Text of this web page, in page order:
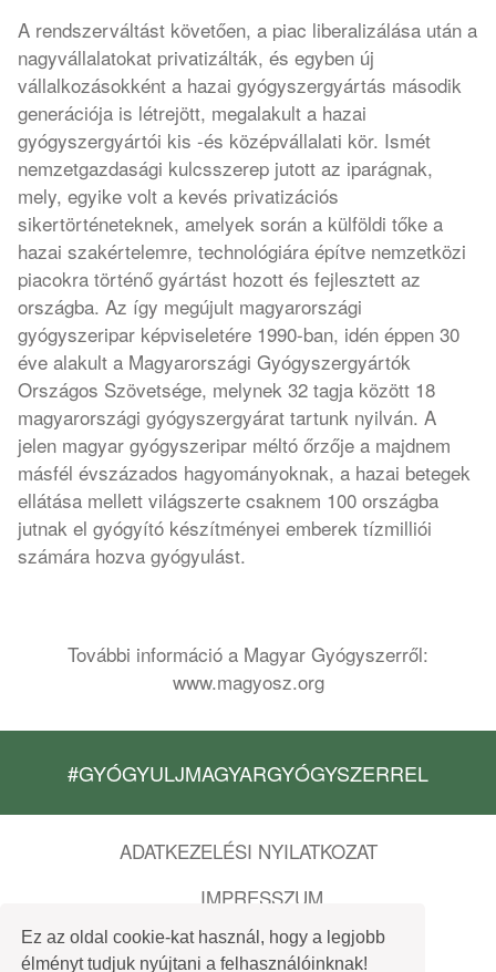
Ez az oldal cookie-kat használ, hogy a legjobb
élményt tudjuk nyújtani a felhasználóinknak!
A rendszerváltást követően, a piac liberalizálása után a
nagyvállalatokat privatizálták, és egyben új
vállalkozásokként a hazai gyógyszergyártás második
generációja is létrejött, megalakult a hazai
gyógyszergyártói kis -és középvállalati kör. Ismét
nemzetgazdasági kulcsszerep jutott az iparágnak,
mely, egyike volt a kevés privatizációs
sikertörténeteknek, amelyek során a külföldi tőke a
hazai szakértelemre, technológiára építve nemzetközi
piacokra történő gyártást hozott és fejlesztett az
országba. Az így megújult magyarországi
gyógyszeripar képviseletére 1990-ban, idén éppen 30
éve alakult a Magyarországi Gyógyszergyártók
Országos Szövetsége, melynek 32 tagja között 18
magyarországi gyógyszergyárat tartunk nyilván. A
jelen magyar gyógyszeripar méltó őrzője a majdnem
másfél évszázados hagyományoknak, a hazai betegek
ellátása mellett világszerte csaknem 100 országba
jutnak el gyógyító készítményei emberek tízmilliói
számára hozva gyógyulást.
További információ a Magyar Gyógyszerről:
www.magyosz.org
#GYÓGYULJMAGYARGYÓGYSZERREL
ADATKEZELÉSI NYILATKOZAT
IMPRESSZUM
FELHASZNÁLÁSI FELTÉTELEK